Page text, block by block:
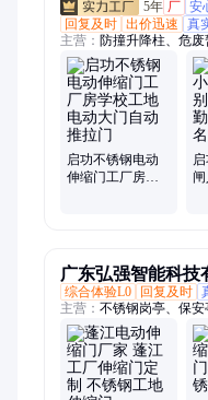
5年 厂 安
回复及时 出价迅速 真
主营： 防撞升降柱、危
门、智慧景区票务系统
统、车牌识别道闸、电
闸、雷达测速仪、路障
启功不锈钢电动
伸缩门工厂房学
广东弘强智能科技
综合体验L0
回复及时
主营： 不锈钢岗亭、保安
钢伸缩门、停车场收费
杆、吸烟亭、停车场收费